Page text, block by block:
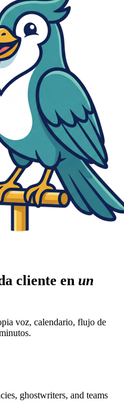
cliente en un
voz, calendario, flujo de
ghostwriters, and teams